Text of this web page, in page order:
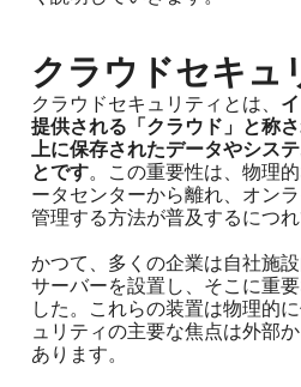
クラウドセキュ
クラウドセキュリティとは、
提供される「クラウド」と称
上に保存されたデータやシス
とです。この重要性は、物理
ータセンターから離れ、オン
管理する方法が普及するにつれ
かつて、多くの企業は自社施
サーバーを設置し、そこに重
した。これらの装置は物理的
ュリティの主要な焦点は外部
あります。